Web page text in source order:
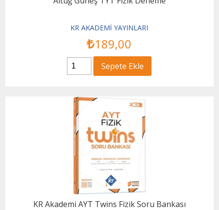
KR AKADEMİ YAYINLARI
189,00
Sepete Ekle
KR Akademi AYT Twins Fizik Soru Bankası